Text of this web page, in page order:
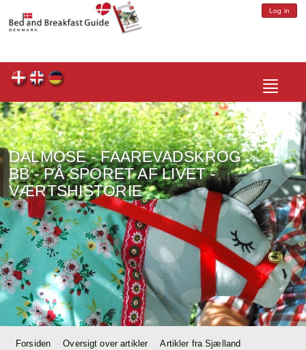
Log in
Toggle
DALMOSE - FAAREVADSKROG
BB - PÅ SPORET AF LIVET -
VÆRTSHISTORIE
Forsiden Oversigt over artikler
Artikler fra Sjælland